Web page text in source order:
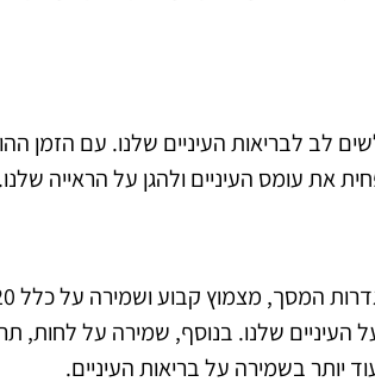
לב לבריאות העיניים שלנו. עם הזמן
את עומס העיניים ולהגן על הראייה שלנו.
שלנו. בנוסף, שמירה על לחות,
יותר בשמירה על בריאות העיניים.